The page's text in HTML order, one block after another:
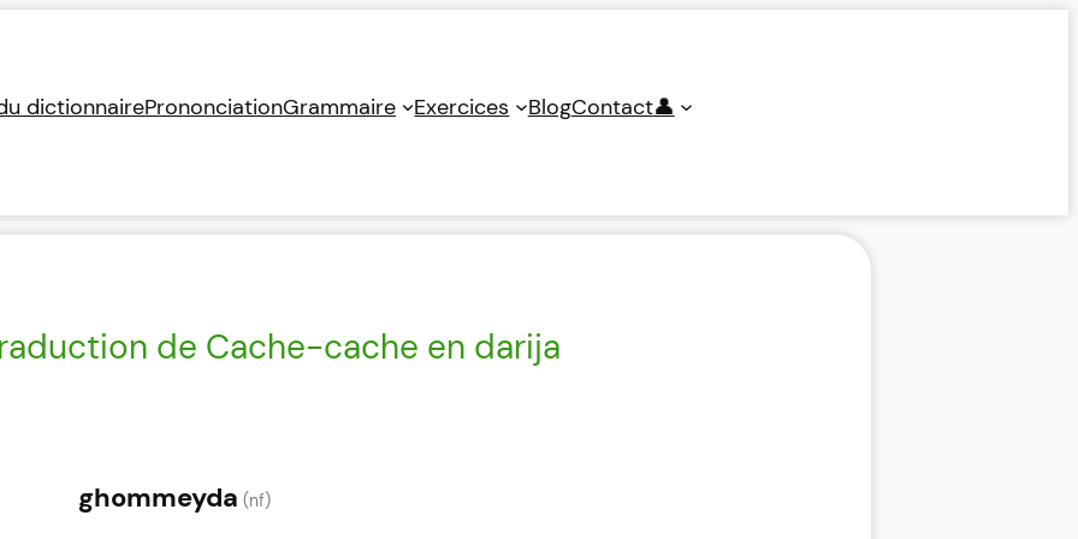
dictionnairePrononciationGrammaire Exercices BlogContact👤
de Cache-cache en darija
ghommeyda (nf)